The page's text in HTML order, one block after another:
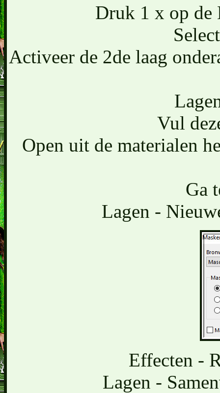
Druk 1 x op de
Activeer de 2de laag
Vul
Open uit de materialen
Ga
Lagen -
Effecten -
Lagen -